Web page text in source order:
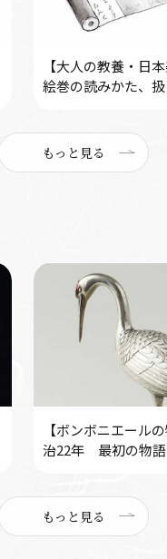
【大人の教養・日
絵巻の読みかた、
もっと見る
【ボンボニエール
治22年 最初の物語
もっと見る